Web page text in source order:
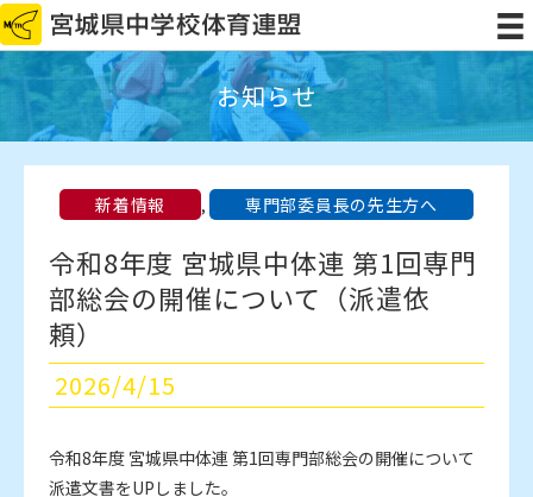
お知らせ
新着情報 , 専門部委員長の先生方へ
令和8年度 宮城県中体連 第1回専門
部総会の開催について（派遣依
頼）
2026/4/15
令和8年度 宮城県中体連 第1回専門部総会の開催について
派遣文書をUPしました。